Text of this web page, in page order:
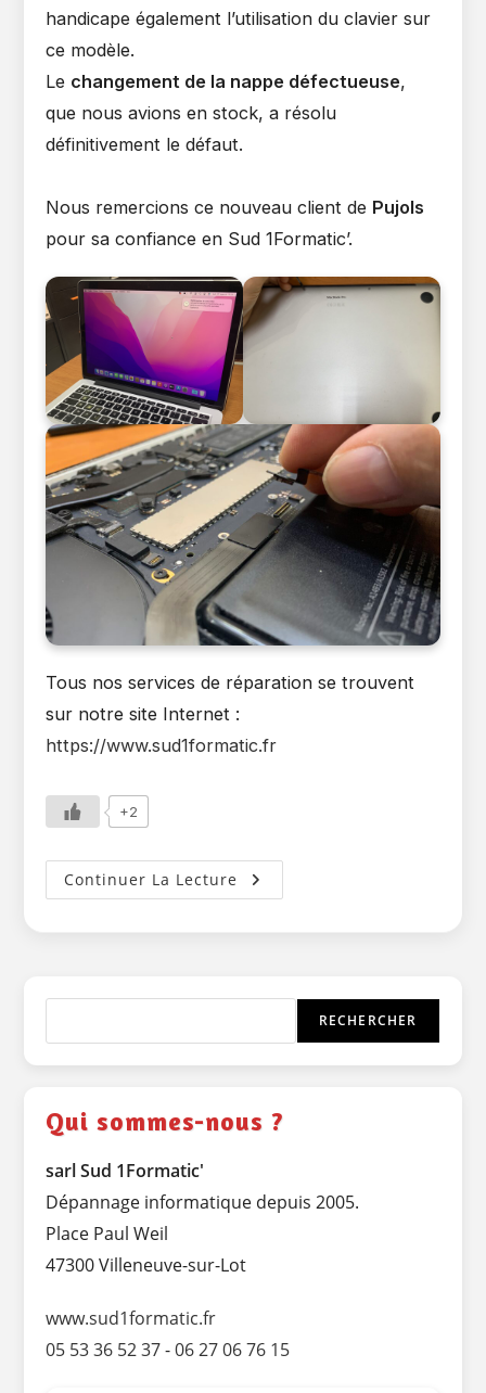
handicape également l’utilisation du clavier sur
ce modèle.
Le changement de la nappe défectueuse,
que nous avions en stock, a résolu
définitivement le défaut.
Nous remercions ce nouveau client de Pujols
pour sa confiance en Sud 1Formatic’.
Tous nos services de réparation se trouvent
sur notre site Internet :
https://www.sud1formatic.fr
+2
Continuer La Lecture Réparation
TrackPad
RECHERCHER
Qui sommes-nous ?
sarl Sud 1Formatic'
Dépannage informatique depuis 2005.
Place Paul Weil
47300 Villeneuve-sur-Lot
www.sud1formatic.fr
05 53 36 52 37-06 27 06 76 15